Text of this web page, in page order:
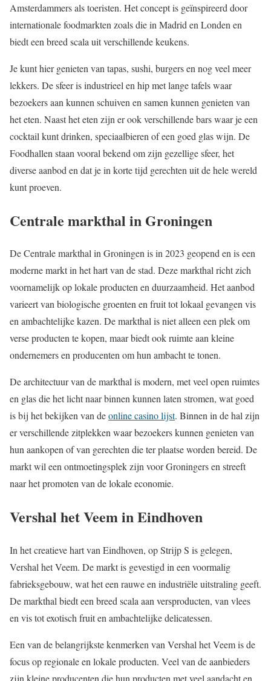
Amsterdammers als toeristen. Het concept is geïnspireerd door
internationale foodmarkten zoals die in Madrid en Londen en
biedt een breed scala uit verschillende keukens.
Je kunt hier genieten van tapas, sushi, burgers en nog veel meer
lekkers. De sfeer is industrieel en hip met lange tafels waar
bezoekers aan kunnen schuiven en samen kunnen genieten van
het eten. Naast het eten zijn er ook verschillende bars waar je een
cocktail kunt drinken, speciaalbieren of een goed glas wijn. De
Foodhallen staan vooral bekend om zijn gezellige sfeer, het
diverse aanbod en dat je in korte tijd gerechten uit de hele wereld
kunt proeven.
Centrale markthal in Groningen
De Centrale markthal in Groningen is in 2023 geopend en is een
moderne markt in het hart van de stad. Deze markthal richt zich
voornamelijk op lokale producten en duurzaamheid. Het aanbod
varieert van biologische groenten en fruit tot lokaal gevangen vis
en ambachtelijke kazen. De markthal is niet alleen een plek om
verse producten te kopen, maar biedt ook ruimte aan kleine
ondernemers en producenten om hun ambacht te tonen.
De architectuur van de markthal is modern, met veel open ruimtes
en glas die het licht naar binnen kunnen laten stromen, wat goed
is bij het bekijken van deonline casino lijst. Binnen in de hal zijn
er verschillende zitplekken waar bezoekers kunnen genieten van
hun aankopen of van gerechten die ter plaatse worden bereid. De
markt wil een ontmoetingsplek zijn voor Groningers en streeft
naar het promoten van de lokale economie.
Vershal het Veem in Eindhoven
In het creatieve hart van Eindhoven, op Strijp S is gelegen,
Vershal het Veem. De markt is gevestigd in een voormalig
fabrieksgebouw, wat het een rauwe en industriële uitstraling geeft.
De markthal biedt een breed scala aan versproducten, van vlees
en vis tot exotisch fruit en ambachtelijke delicatessen.
Een van de belangrijkste kenmerken van Vershal het Veem is de
focus op regionale en lokale producten. Veel van de aanbieders
zijn kleine producenten die hun producten met veel aandacht en